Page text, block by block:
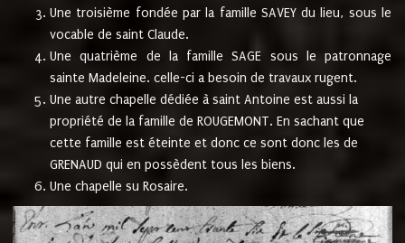
Une troisième fondée par la famille SAVEY du lieu, sous le
vocable de saint Claude.
Une quatrième de la famille SAGE sous le patronnage
sainte Madeleine. celle-ci a besoin de travaux rugent.
Une autre chapelle dédiée à saint Antoine est aussi la
propriété de la famille de ROUGEMONT. En sachant que
cette famille est éteinte et donc ce sont donc les de
GRENAUD qui en possèdent tous les biens.
Une chapelle su Rosaire.